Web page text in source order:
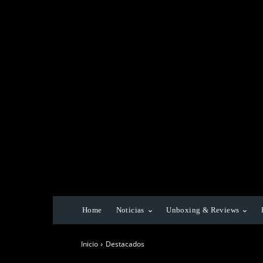
Home Noticias Unboxing & Reviews
Inicio Destacados